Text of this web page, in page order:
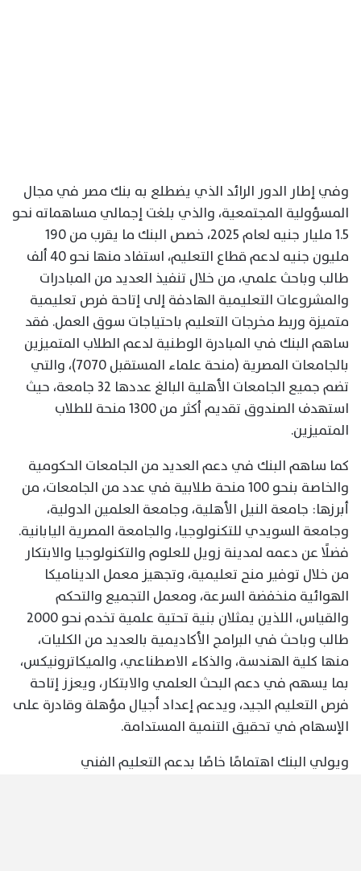
وفي إطار الدور الرائد الذي يضطلع به بنك مصر في مجال
المسؤولية المجتمعية، والذي بلغت إجمالي مساهماته نحو
1.5 مليار جنيه لعام 2025، خصص البنك ما يقرب من 190
مليون جنيه لدعم قطاع التعليم، استفاد منها نحو 40 ألف
طالب وباحث علمي، من خلال تنفيذ العديد من المبادرات
والمشروعات التعليمية الهادفة إلى إتاحة فرص تعليمية
متميزة وربط مخرجات التعليم باحتياجات سوق العمل. فقد
ساهم البنك في المبادرة الوطنية لدعم الطلاب المتميزين
بالجامعات المصرية (منحة علماء المستقبل 7070)، والتي
تضم جميع الجامعات الأهلية البالغ عددها 32 جامعة، حيث
استهدف الصندوق تقديم أكثر من 1300 منحة للطلاب
المتميزين.
كما ساهم البنك في دعم العديد من الجامعات الحكومية
والخاصة بنحو 100 منحة طلابية في عدد من الجامعات، من
أبرزها: جامعة النيل الأهلية، وجامعة العلمين الدولية،
وجامعة السويدي للتكنولوجيا، والجامعة المصرية اليابانية.
فضلًا عن دعمه لمدينة زويل للعلوم والتكنولوجيا والابتكار
من خلال توفير منح تعليمية، وتجهيز معمل الديناميكا
الهوائية منخفضة السرعة، ومعمل التجميع والتحكم
والقياس، اللذين يمثلان بنية تحتية علمية تخدم نحو 2000
طالب وباحث في البرامج الأكاديمية بالعديد من الكليات،
منها كلية الهندسة، والذكاء الاصطناعي، والميكاترونيكس،
بما يسهم في دعم البحث العلمي والابتكار، ويعزز إتاحة
فرص التعليم الجيد، ويدعم إعداد أجيال مؤهلة وقادرة على
الإسهام في تحقيق التنمية المستدامة.
ويولي البنك اهتمامًا خاصًا بدعم التعليم الفني